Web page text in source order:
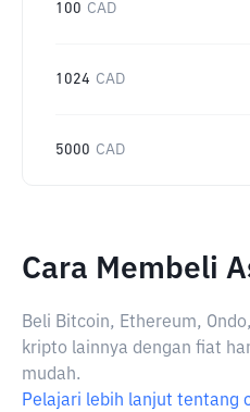
100 CAD
1024 CAD
5000 CAD
Cara Membeli
Beli Bitcoin, Ethereum,
kripto lainnya dengan fiat
mudah.
Pelajari lebih lanjut tentang